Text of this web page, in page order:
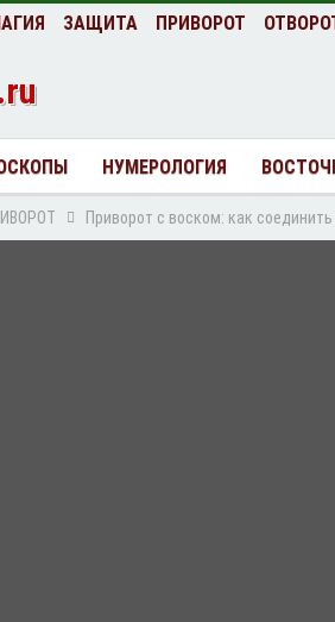
ЗАЩИТА ПРИВОРОТ
НУМЕРОЛОГИЯ
Приворот с воском: как